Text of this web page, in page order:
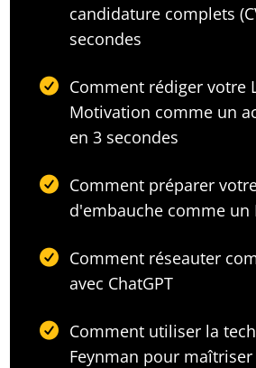
candidature complets
secondes
Comment rédiger votre
Motivation comme un
en 3 secondes
Comment préparer
d'embauche comme un
Comment réseauter
avec ChatGPT
Comment utiliser la
Feynman pour